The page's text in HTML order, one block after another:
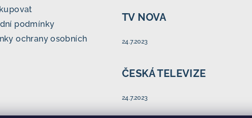
podmínky
ochrany osobních
TV NOVA
24.7.2023
ČESKÁ TELEVIZE
24.7.2023